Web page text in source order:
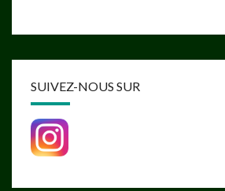
SUIVEZ-NOUS SUR